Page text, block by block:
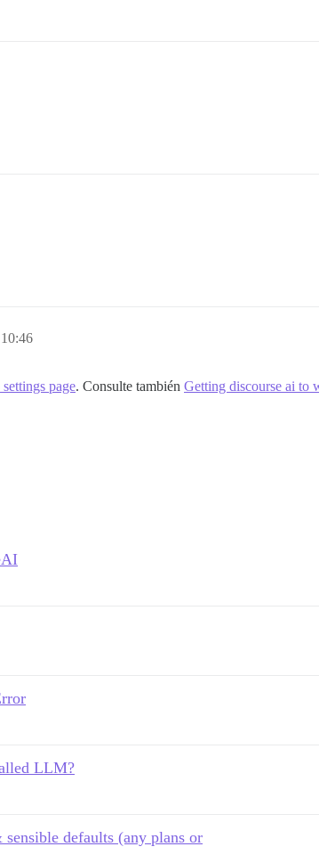
page. Consulte también Getting discourse ai to
LLM?
defaults (any plans or